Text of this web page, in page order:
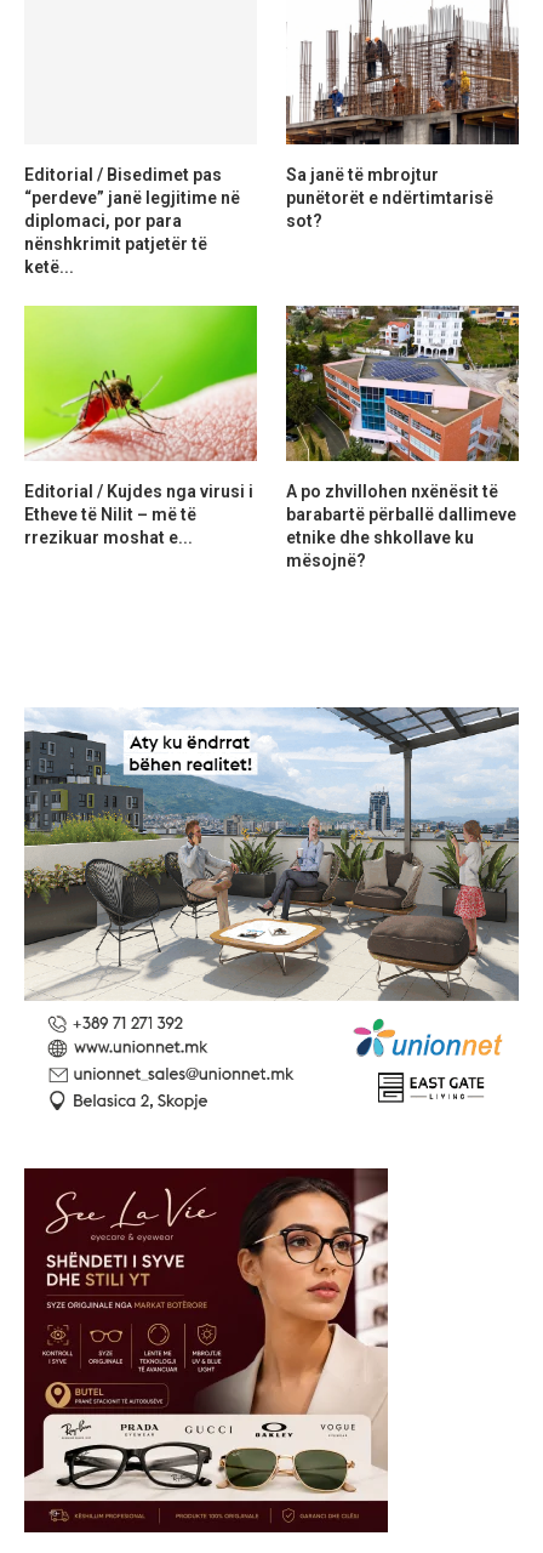
Editorial / Bisedimet pas
“perdeve” janë legjitime në
diplomaci, por para
nënshkrimit patjetër të
ketë...
Sa janë të mbrojtur
punëtorët e ndërtimtarisë
sot?
Editorial / Kujdes nga virusi i
Etheve të Nilit – më të
rrezikuar moshat e...
A po zhvillohen nxënësit të
barabartë përballë dallimeve
etnike dhe shkollave ku
mësojnë?